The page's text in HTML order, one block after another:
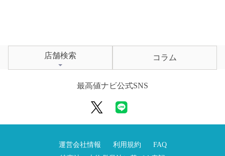
店舗検索 コラム
最高値ナビ公式SNS
運営会社情報 利用規約
FAQ